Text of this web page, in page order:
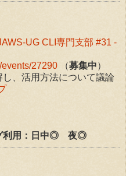
UG CLI専門支部 #31 -
27290 （募集中）
、活用方法について議論
利用：日中◎ 夜◎